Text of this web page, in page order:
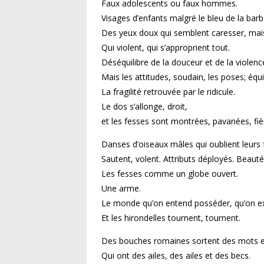
Faux adolescents ou faux hommes.
Visages d’enfants malgré le bleu de la
Des yeux doux qui semblent caresser,
Qui violent, qui s’approprient tout.
Déséquilibre de la douceur et de la
Mais les attitudes, soudain, les poses;
La fragilité retrouvée par le ridicule.
Le dos s’allonge, droit,
et les fesses sont montrées, pavanées,
Danses d’oiseaux mâles qui oublient
Sautent, volent. Attributs déployés.
Les fesses comme un globe ouvert.
Une arme.
Le monde qu’on entend posséder, qu’on
Et les hirondelles tournent, tournent.
Des bouches romaines sortent des mots
Qui ont des ailes, des ailes et des becs.